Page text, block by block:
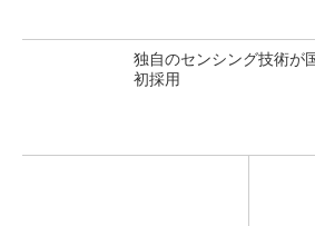
独自のセンシング技術が
初採用